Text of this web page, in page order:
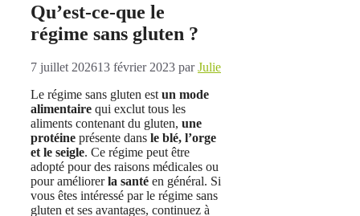
Qu’est-ce-que le
régime sans gluten ?
7 juillet 202613 février 2023 parJulie
Le régime sans gluten estun mode
alimentaire qui exclut tous les
aliments contenant du gluten, une
protéine présente dans le blé, l’orge
et le seigle. Ce régime peut être
adopté pour des raisons médicales ou
pour améliorerla santé en général. Si
vous êtes intéressé par le régime sans
gluten et ses avantages, continuez à